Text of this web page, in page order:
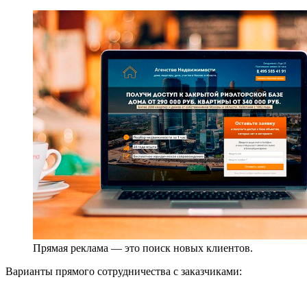
Прямая реклама — это поиск новых клиентов.
Варианты прямого сотрудничества с заказчиками: